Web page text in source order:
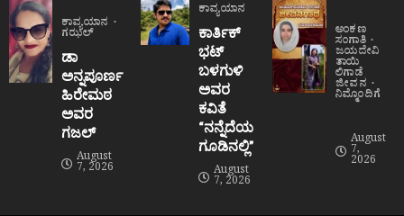
ಕಾವ್ಯಯಾನ
ಗಝಲ್
ಡಾ
ಅನ್ನಪೂರ್ಣ
ಹಿರೇಮಠ
ಅವರ
ಗಜಲ್
August
7, 2026
ಕಾವ್ಯಯಾನ
ಕಾರ್ತಿಕ್
ಭಟ್
ಬಳಗುಳಿ
ಅವರ
ಕವಿತೆ
“ನನ್ನೆದೆಯ
ಗೂಡಿನಲ್ಲಿ”
August
7, 2026
ಅಂಕಣ
ಸಂಗಾತಿ
ಜಯದೇವಿ
ತಾಯಿ
ಲಿಗಾಡೆ
ಜೀವನ
ನಿಮ್ಮೊಂದಿಗೆ
August
7,
2026